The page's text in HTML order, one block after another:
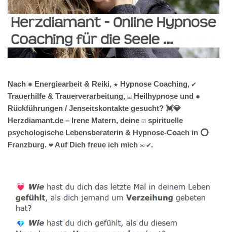
Nach ✺ Energiearbeit & Reiki, ★ Hypnose Coaching, ✔️
Trauerhilfe & Trauerverarbeitung, ☑️ Heilhypnose und ✹
Rückführungen / Jenseitskontakte gesucht? 💓️💎
Herzdiamant.de – Irene Matern, deine ☑️ spirituelle
psychologische Lebensberaterin & Hypnose-Coach in ⭕
Franzburg. ❤ Auf Dich freue ich mich ✉ ✔.